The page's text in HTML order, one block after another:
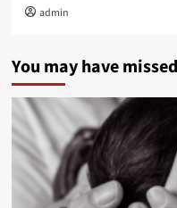
admin
You may have missed